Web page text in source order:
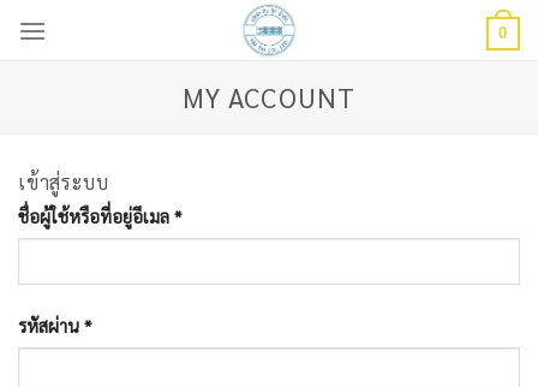
0
MY ACCOUNT
เข้าสู่ระบบ
ชื่อผู้ใช้หรือที่อยู่อีเมล *
รหัสผ่าน *